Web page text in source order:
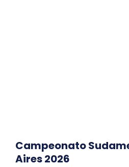
Campeonato
Aires 2026